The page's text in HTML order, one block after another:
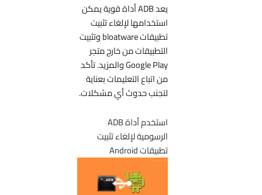
يعد ADB أداة قوية يمكن
استخدامها لإلغاء تثبيت
تطبيقات bloatware وتثبيت
التطبيقات من خارج متجر
Google Play والمزيد. تأكد
من اتباع التعليمات بعناية
لتجنب حدوث أي مشكلات.
استخدم أداة ADB
الرسومية لإلغاء تثبيت
تطبيقات Android